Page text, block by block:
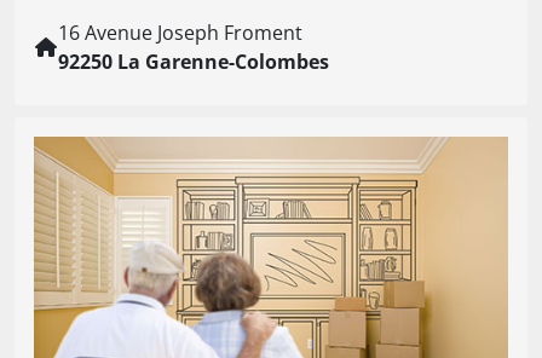
16 Avenue Joseph Froment
92250 La Garenne-Colombes